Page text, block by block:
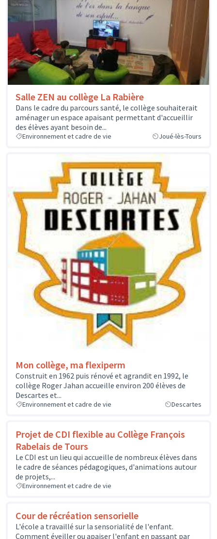
Salle ZEN au collège La Rabière
Dans le cadre du parcours santé, le collège souhaiterait
aménager un espace apaisant permettant d'accueillir
des élèves ayant besoin de...
Environnement et cadre de vie Joué-lès-Tours
Mon collège, ma flexiperm
Construit en 1962 puis rénové et agrandit en 1992, le
collège Roger Jahan accueille environ 200 élèves de
Descartes et...
Environnement et cadre de vie Descartes
Projet de CDI flexible au Collège François
Rabelais de Tours
Le CDI est un lieu qui accueille de nombreux élèves dans
le cadre de séances pédagogiques, d'animations autour
de projets,...
Environnement et cadre de vie
Cour de récréation sensorielle
L'école a travaillé sur la sensorialité de l'enfant.
Comment éveiller ou apaiser l'enfant en passant par